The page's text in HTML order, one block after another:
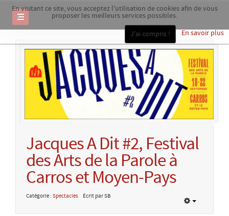
En visitant ce site, vous acceptez l'utilisation de cookies afin de vous
proposer les meilleurs services possibles.
En savoir plus
J'ai compris !
Jacques A Dit #2, Festival
des Arts de la Parole à
Carros et Moyen-Pays
Catégorie : Spectacles Écrit par SB